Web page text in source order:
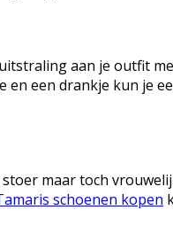
aan je outfit
en een drankje kun je
maar toch
schoenen kopen